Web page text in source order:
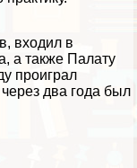
входил в
а также Палату
проиграл
два года был